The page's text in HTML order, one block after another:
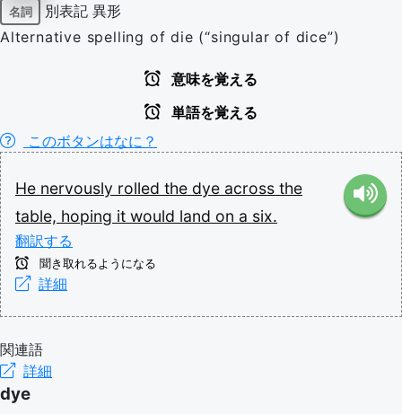
名詞 別表記 異形
Alternative spelling of die (“singular of dice”)
意味を覚える
単語を覚える
このボタンはなに？
He nervously rolled the dye across the
table, hoping it would land on a six.
翻訳する
聞き取れるようになる
詳細
関連語
詳細
dye